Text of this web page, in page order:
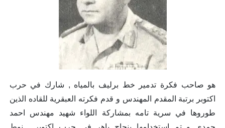
هو صاحب فكرة تدمير خط برليف بالمياه , شارك في حرب
اكتوبر برتبة المقدم المهندس و قدم فكرته العبقرية للقاده الذين
طوروها في سرية تامه بمشاركة اللواء شهيد مهندس احمد